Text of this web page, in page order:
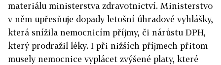
materiálu ministerstva zdravotnictví. Ministerstvo
v něm upřesňuje dopady letošní úhradové vyhlášky,
která snížila nemocnicím příjmy, či nárůstu DPH,
který prodražil léky. I při nižších příjmech přitom
musely nemocnice vyplácet zvýšené platy, které